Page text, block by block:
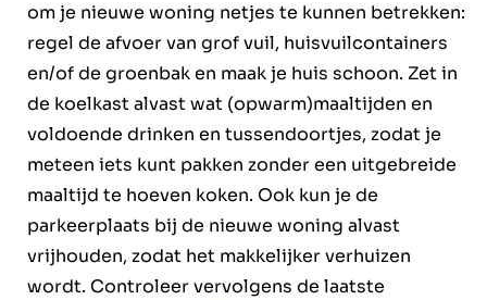
om je nieuwe woning netjes te kunnen betrekken:
regel de afvoer van grof vuil, huisvuilcontainers
en/of de groenbak en maak je huis schoon. Zet in
de koelkast alvast wat (opwarm)maaltijden en
voldoende drinken en tussendoortjes, zodat je
meteen iets kunt pakken zonder een uitgebreide
maaltijd te hoeven koken. Ook kun je de
parkeerplaats bij de nieuwe woning alvast
vrijhouden, zodat het makkelijker verhuizen
wordt. Controleer vervolgens de laatste